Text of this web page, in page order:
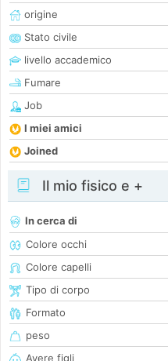
origine
Stato civile
livello accademico
Fumare
Job
I miei amici
Joined
Il mio fisico e +
In cerca di
Colore occhi
Colore capelli
Tipo di corpo
Formato
peso
Avere figli